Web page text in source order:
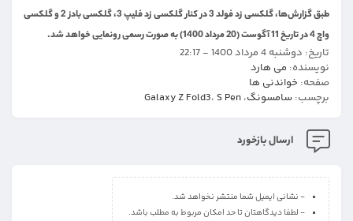
طبق گزارش‌ها، گلکسی زد فولد 3 در کنار گلکسی زد فلیپ 3، گلکسی بادز 2 و گلکسی
واچ 4 در تاریخ 11 آگوست (20 مرداد 1400) به صورت رسمی رونمایی خواهد شد.
تاریخ: دوشنبه 4 مرداد 1400 - 22:17
نویسنده: می هارد
صفحه: خواندنی ها
برچسب: سامسونگ، Galaxy Z Fold3، S Pen
ارسال بازخورد
- نشانی ایمیل شما منتشر نخواهد شد.
- لطفا دیدگاهتان تا حد امکان مربوط به مطلب باشد.